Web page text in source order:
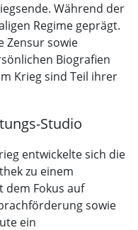
Während der
Regime geprägt.
Zensur sowie
Biografien
Krieg sind Teil ihrer
Studio
entwickelte sich die
zu einem
dem Fokus auf
sowie
ein